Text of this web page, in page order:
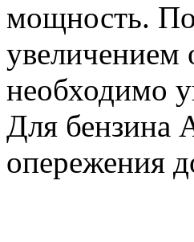
мощность.
увеличением
необходимо
Для бензина
опережения